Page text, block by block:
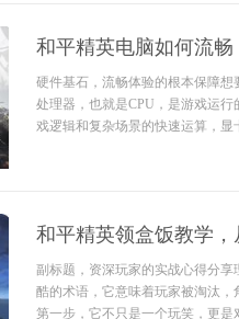
和平精英电脑如何流
硬件基石，流畅体验的根本保障
处理器，也就是CPU，是游戏运
戏逻辑和复杂场景的快速运算，显
和平精英领盒饭教学
副标题，资深玩家的实战心得分
酷的术语，它意味着玩家被淘汰
第一步，它不只是一个玩笑，更